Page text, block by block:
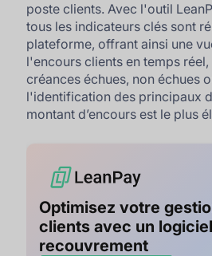
poste clients. Avec l'outil
tous les indicateurs clés sont
plateforme, offrant ainsi une
l'encours clients en temps
créances échues, non échues
l'identification des principaux
montant d’encours est le plus
Optimisez votre
clients avec un
recouvrement